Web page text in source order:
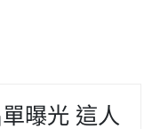
曝光 這人